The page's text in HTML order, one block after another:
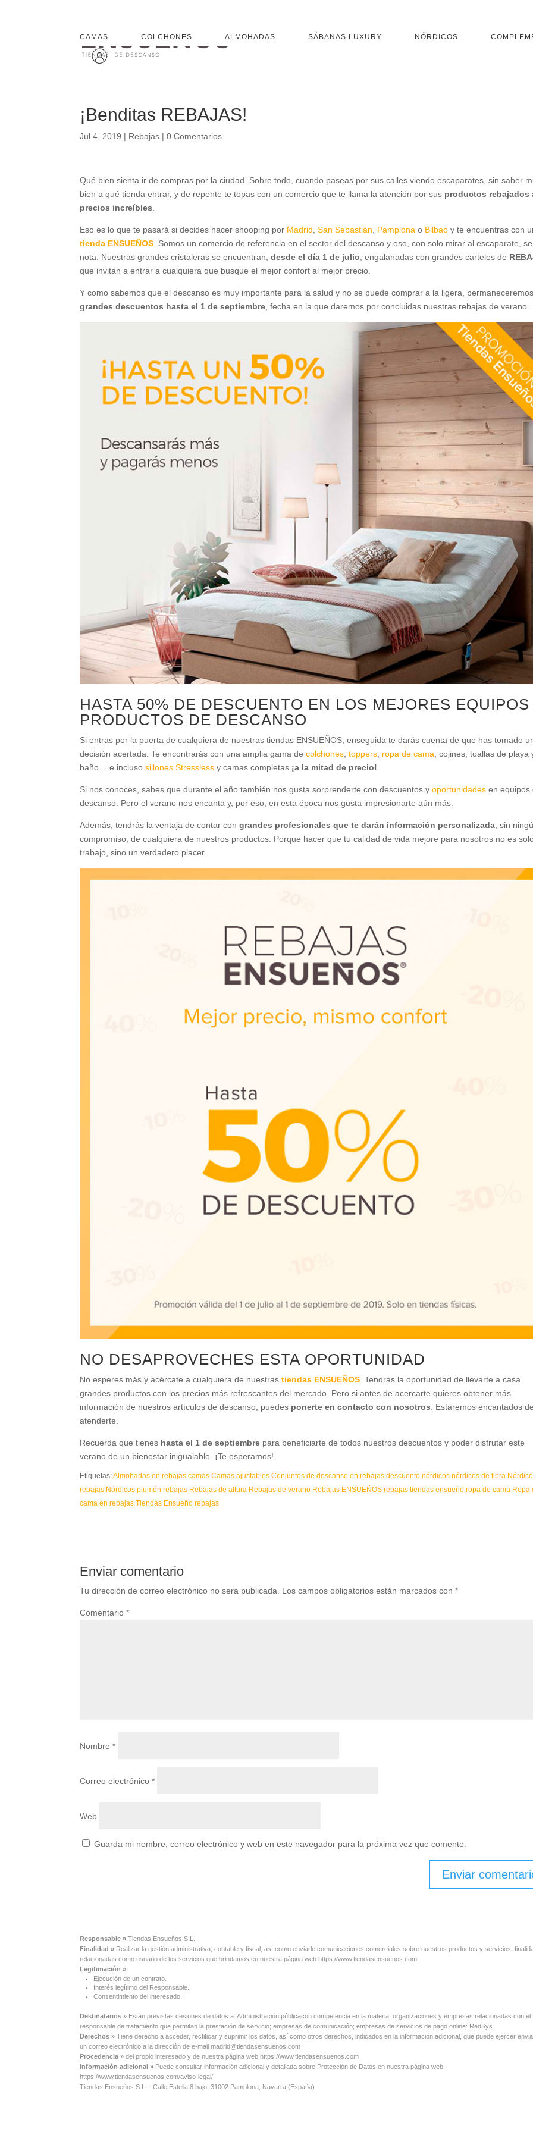
CAMAS COLCHONES ALMOHADAS SÁBANAS LUXURY NÓRDICOS
¡Benditas REBAJAS!
Jul 4, 2019 | Rebajas |0 Comentarios
Qué bien sienta ir de compras por la ciudad. Sobre todo, cuando paseas por sus calles viendo escaparates, sin saber
bien a qué tienda entrar, y de repente te topas con un comercio que te llama la atención por sus productos rebajados
precios increíbles
Eso es lo que te pasará si decides hacer shooping por Madrid ,San Sebastián Pamplona o Bilbaoy te encuentras con
tienda ENSUEÑOS . Somos un comercio de referencia en el sector del descanso y eso, con solo mirar al escaparate, se
nota. Nuestras grandes cristaleras se encuentran,desde el día 1 de julio , engalanadas con grandes carteles de
que invitan a entrar a cualquiera que busque el mejor confort al mejor precio.
Y como sabemos que el descanso es muy importante para la salud y no se puede comprar a la ligera,
grandes descuentos hasta el 1 de septiembre , fecha en la que daremos por concluidas nuestras rebajas de verano.
HASTA 50% DE DESCUENTO EN LOS MEJORES EQUIPOS
PRODUCTOS DE DESCANSO
Si entras por la puerta de cualquiera de nuestras tiendas ENSUEÑOS, enseguida te darás cuenta de que has tomado
decisión acertada. Te encontrarás con una amplia gama decolchones ,toppers ropa de cama , cojines, toallas de playa
baño… e inclusosillones Stressless y camas completas ¡a la mitad de precio!
Si nos conoces, sabes que durante el año también nos gusta sorprenderte con descuentos y oportunidades en equipos
descanso. Pero el verano nos encanta y, por eso, en esta época nos gusta impresionarte aún más.
Además, tendrás la ventaja de contar congrandes profesionales que te darán información personalizada , sin
compromiso, de cualquiera de nuestros productos. Porque hacer que tu calidad de vida mejore para nosotros no es
trabajo, sino un verdadero placer.
NO DESAPROVECHES ESTA OPORTUNIDAD
No esperes más y acércate a cualquiera de nuestras tiendas ENSUEÑOS . Tendrás la oportunidad de llevarte a casa
grandes productos con los precios más refrescantes del mercado. Pero si antes de acercarte quieres obtener más
información de nuestros artículos de descanso, puedes ponerte en contacto con nosotros . Estaremos encantados de
atenderte.
Recuerda que tienes hasta el 1 de septiembre para beneficiarte de todos nuestros descuentos y poder disfrutar este
verano de un bienestar inigualable. ¡Te esperamos!
Etiquetas:Almohadas en rebajas camas Camas ajustables Conjuntos de descanso en rebajas descuento nórdicos nórdicos de fibra
rebajas Nórdicos plumón rebajas Rebajas de altura Rebajas de verano Rebajas ENSUEÑOS rebajas tiendas ensueño ropa de cama Ropa
cama en rebajas Tiendas Ensueño rebajas
Enviar comentario
Tu dirección de correo electrónico no será publicada. Los campos obligatorios están marcados con*
Comentario*
Nombre*
Correo electrónico*
Web
Guarda mi nombre, correo electrónico y web en este navegador para la próxima vez que comente.
Responsable » Tiendas Ensueños S.L.
Finalidad » Realizar la gestión administrativa, contable y fiscal, así como enviarle comunicaciones comerciales sobre nuestros productos y servicios,
relacionadas como usuario de los servicios que brindamos en nuestra página web https://www.tiendasensuenos.com
Legitimación »
Ejecución de un contrato.
Interés legítimo del Responsable.
Consentimiento del interesado.
Destinatarios » Están previstas cesiones de datos a: Administración públicacon competencia en la materia; organizaciones y empresas relacionadas con el
responsable de tratamiento que permitan la prestación de servicio; empresas de comunicación; empresas de servicios de pago online: RedSys.
Derechos » Tiene derecho a acceder, rectificar y suprimir los datos, así como otros derechos, indicados en la información adicional, que puede ejercer
un correo electrónico a la dirección de e-mail madrid@tiendasensuenos.com
Procedencia » del propio interesado y de nuestra página web https://www.tiendasensuenos.com
Información adicional » Puede consultar información adicional y detallada sobre Protección de Datos en nuestra página web:
https://www.tiendasensuenos.com/aviso-legal/
Tiendas Ensueños S.L. - Calle Estella 8 bajo, 31002 Pamplona, Navarra (España)